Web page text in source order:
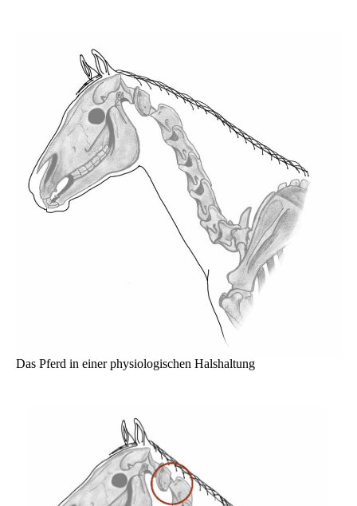
Das Pferd in einer physiologischen Halshaltung